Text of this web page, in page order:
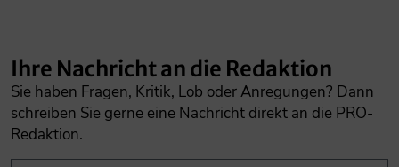
Ihre Nachricht an die Redaktion
Sie haben Fragen, Kritik, Lob oder Anregungen? Dann
schreiben Sie gerne eine Nachricht direkt an die PRO-
Redaktion.